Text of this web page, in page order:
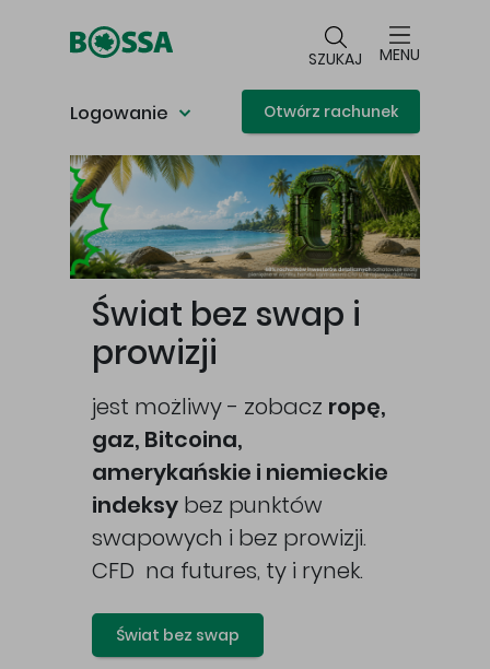
SZUKAJ MENU
Logowanie Otwórz rachunek
Główna treść
Świat bez swap i
prowizji
jest możliwy - zobacz ropę,
gaz, Bitcoina,
amerykańskie i niemieckie
indeksy bez punktów
swapowych i bez prowizji.
CFD na futures, ty i rynek.
Świat bez swap